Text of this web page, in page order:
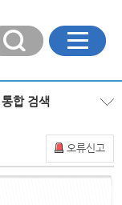
통합 검색
오류신고